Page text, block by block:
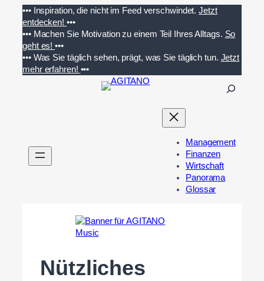
Inhalt
springen
••• Inspiration, die nicht im Feed verschwindet. Jetzt
entdecken! •••
••• Machen Sie Motivation zu einem Teil Ihres Alltags. So
geht es!•••
••• Was Sie täglich sehen, prägt, was Sie täglich tun. Jetzt
mehr erfahren! •••
n
Management
Finanzen
Wirtschaft
Panorama
Glossar
Nützliches